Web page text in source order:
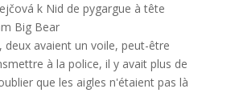
k Nid de pygargue à tête
Big Bear
deux avaient un voile, peut-être
à la police, il y avait plus de
que les aigles n'étaient pas là